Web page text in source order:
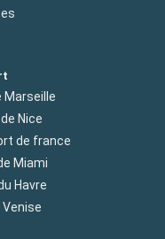
Marseille
Nice
de france
Miami
Havre